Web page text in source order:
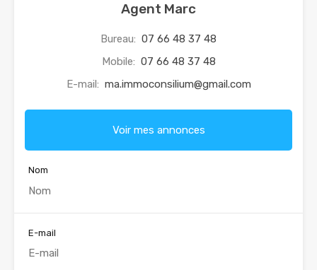
Agent Marc
Bureau: 07 66 48 37 48
Mobile: 07 66 48 37 48
E-mail: ma.immoconsilium@gmail.com
Voir mes annonces
Nom
E-mail